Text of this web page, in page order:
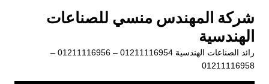
المحتوى
شركة المهندس منسي للصناعات
الهندسية
رائد الصناعات الهندسية 01211116954 – 01211116956 –
01211116958